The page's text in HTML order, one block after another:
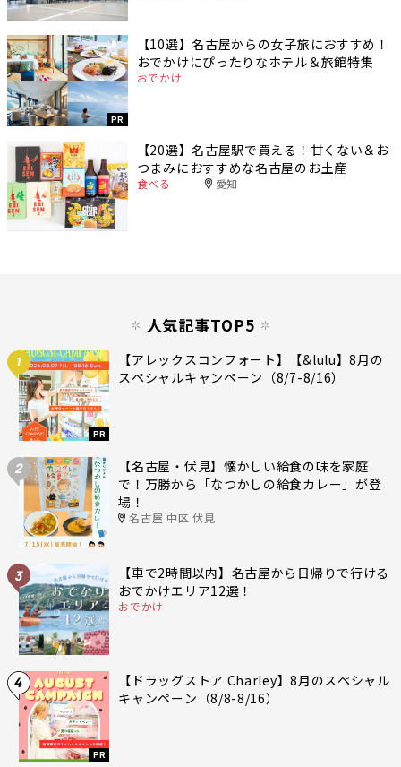
PR
【10選】名古屋からの女子旅におすすめ！
おでかけにぴったりなホテル＆旅館特集
おでかけ
【20選】名古屋駅で買える！甘くない＆お
つまみにおすすめな名古屋のお土産
食べる 愛知
人気記事TOP5
1
PR
【アレックスコンフォート】【&lulu】8月の
スペシャルキャンペーン（8/7-8/16）
2
【名古屋・伏見】懐かしい給食の味を家庭
で！万勝から「なつかしの給食カレー」が登
場！
名古屋 中区 伏見
3
【車で2時間以内】名古屋から日帰りで行ける
おでかけエリア12選！
おでかけ
4
PR
【ドラッグストア Charley】8月のスペシャル
キャンペーン（8/8-8/16）